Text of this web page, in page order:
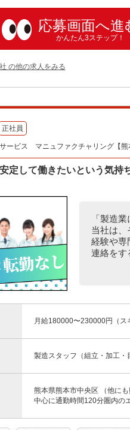
応募画面へ進
かんたん3ステップ！
の他の求人をみる
正社員
ービス マニュファクチャリング【熊
定して働きたいという気持
「製造
当社は、
経験や専
連絡をす
月給180000〜230000円（ス
製造スタッフ（組立・加工・
熊本県熊本市中央区 （他に
中心に通勤時間120分圏内の